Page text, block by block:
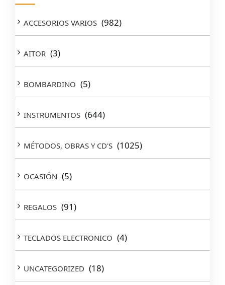
ACCESORIOS VARIOS (982)
AITOR (3)
BOMBARDINO (5)
INSTRUMENTOS (644)
MÉTODOS, OBRAS Y CD'S (1025)
OCASIÓN (5)
REGALOS (91)
TECLADOS ELECTRONICO (4)
UNCATEGORIZED (18)